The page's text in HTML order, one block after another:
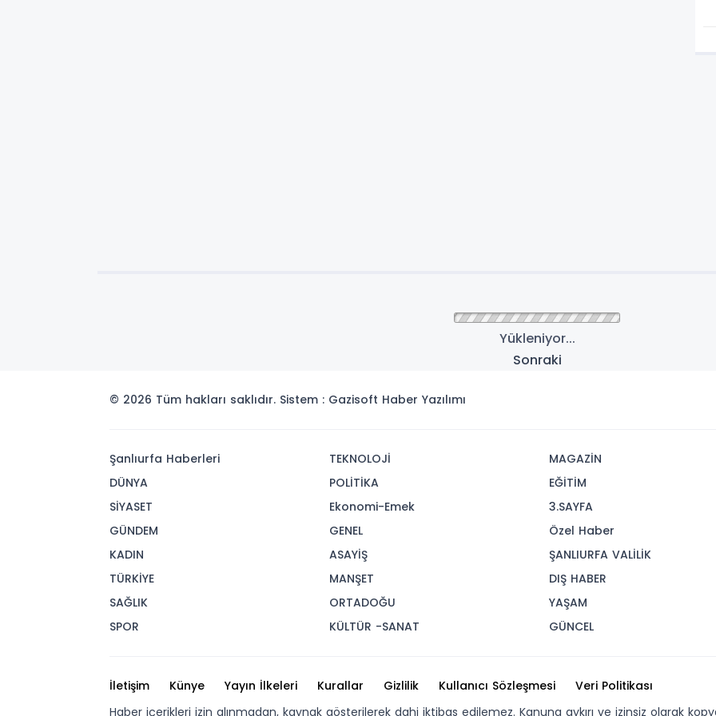
Yükleniyor...
Sonraki
© 2026 Tüm hakları saklıdır. Sistem : Gazisoft Haber Yazılımı
Şanlıurfa Haberleri
DÜNYA
SİYASET
GÜNDEM
KADIN
TÜRKİYE
SAĞLIK
SPOR
TEKNOLOJİ
POLİTİKA
Ekonomi-Emek
GENEL
ASAYİŞ
MANŞET
ORTADOĞU
KÜLTÜR -SANAT
MAGAZİN
EĞİTİM
3.SAYFA
Özel Haber
ŞANLIURFA VALİLİK
DIŞ HABER
YAŞAM
GÜNCEL
İletişim Künye Yayın İlkeleri Kurallar Gizlilik Kullanıcı Sözleşmesi
Veri Politikası
Haber içerikleri izin alınmadan, kaynak gösterilerek dahi iktibas edilemez. Kanuna aykırı ve izinsiz olarak